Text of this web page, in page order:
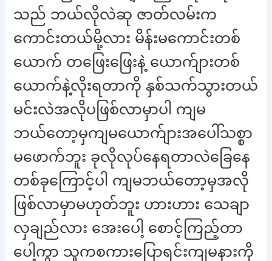
သည် ဘယ်လိုလဲဆု ဇာတ်လမ်းက
ကောင်းတယ်မို့လား မိန်းမကောင်းတစ်
ယောက် တဖြေးဖြေးနဲ့ ယောက်ျားတစ်
ယောက်နဲ့လိုးရတာကို နှစ်သက်သွားတယ်
မင်းလဲအလိုပဖြစ်လာမှာပါ ကျမ
ဘယ်တော့မှကျမယောက်ျားအပေါ်သစ္စာ
မဖောက်ဘူး ခုလိုလုပ်နေရတာလဲခြေနေ
တစ်ခုကြောင့်ပါ ကျမဘယ်တော့မှအလို
ဖြစ်လာမှာမဟုတ်ဘူး ဟားဟား သေချာ
လှချည်လား အေးပေါ့ စောင့်ကြည့်တာ
ပေါ့ကွာ သူကစကားပြောရင်းကျမနားကို